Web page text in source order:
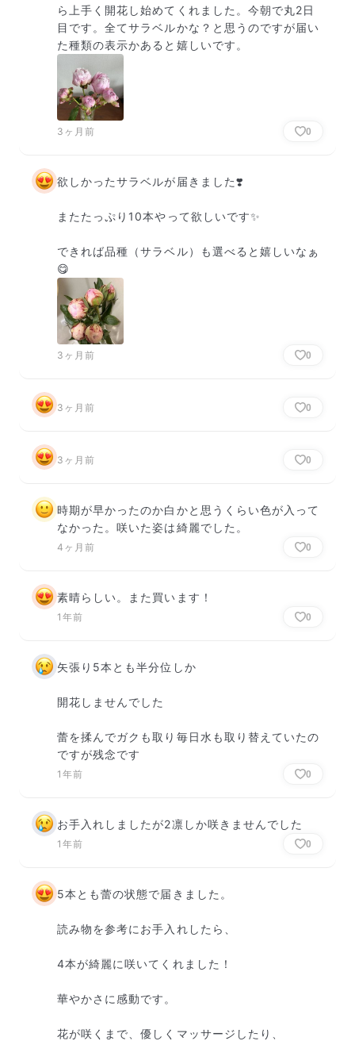
ら上手く開花し始めてくれました。今朝で丸2日
目です。全てサラベルかな？と思うのですが届い
た種類の表示かあると嬉しいです。
3ヶ月前 0
欲しかったサラベルが届きました❣️
またたっぷり10本やって欲しいです✨
できれば品種（サラベル）も選べると嬉しいなぁ
😋
3ヶ月前 0
3ヶ月前 0
3ヶ月前 0
時期が早かったのか白かと思うくらい色が入って
なかった。咲いた姿は綺麗でした。
4ヶ月前 0
素晴らしい。また買います！
1年前 0
矢張り5本とも半分位しか
開花しませんでした
蕾を揉んでガクも取り毎日水も取り替えていたの
ですが残念です
1年前 0
お手入れしましたが2凛しか咲きませんでした
1年前 0
5本とも蕾の状態で届きました。
読み物を参考にお手入れしたら、
4本が綺麗に咲いてくれました！
華やかさに感動です。
花が咲くまで、優しくマッサージしたり、